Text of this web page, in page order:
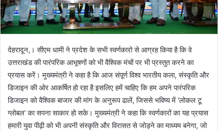
देहरादून,। सीएम धामी ने प्रदेश के सभी स्वर्णकारो से आग्रह किया है कि वे
उत्तराखंड की पारंपरिक आभूषणों को भी वैश्विक मंचों पर भी प्रस्तुत करने का
प्रयास करें। मुख्यमंत्री ने कहा है कि आज संपूर्ण विश्व भारतीय कला, संस्कृति और
डिजाइन की ओर आकर्षित हो रहा है इसलिए हमें चाहिए कि हम अपने पारंपरिक
डिजाइन को वैश्विक बाजार की मांग के अनुरूप ढालें, जिससे भविष्य में ‘लोकल टू
ग्लोबल’ का सपना साकार हो सके। मुख्यमंत्री ने कहा कि स्वर्णकारों का यह प्रयास
हमारी युवा पीढ़ी को भी अपनी संस्कृति और विरासत से जोड़ने का माध्यम बनेगा, जो